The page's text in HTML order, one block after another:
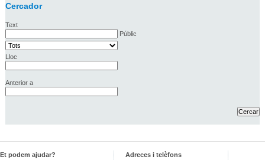
Cercador
Text
Públic
Lloc
Anterior a
Et podem ajudar?
Adreces i telèfons